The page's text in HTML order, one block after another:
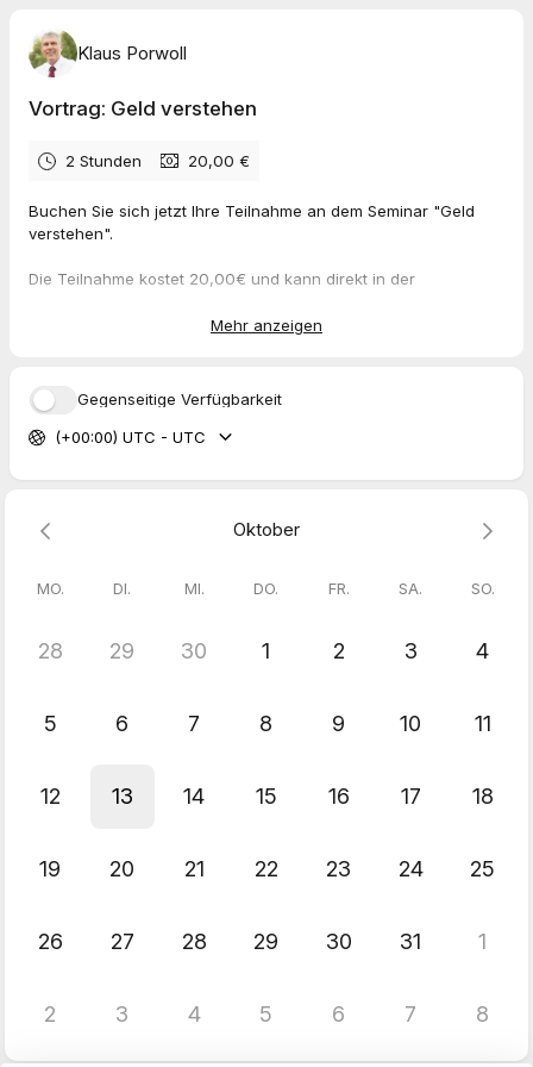
Klaus Porwoll
Vortrag: Geld verstehen
2 Stunden 20,00 €
Buchen Sie sich jetzt Ihre Teilnahme an dem Seminar "Geld
verstehen".
Die Teilnahme kostet 20,00€ und kann direkt in der
Teilnahmegebühr wird von uns an wohltätige Zwecke
Der Abend ist inzwei 45-minütige Vortragsblöcke
Dazwischen gibt es eine
Getränkenund Gelegenheit zum
Auchim Anschluss an den Vortraghaben Sie nochmals die
Die Adresse lautet:
Koenigsallee 72
14193 Berlin
anreisen.
Mehr anzeigen
Gegenseitige Verfügbarkeit
(+00:00) UTC - UTC
Oktober
MO. DI. MI. DO. FR. SA. SO.
28 29 30 1 2 3 4
5 6 7 8 9 10 11
12 13 14 15 16 17 18
19 20 21 22 23 24 25
26 27 28 29 30 31 1
2 3 4 5 6 7 8